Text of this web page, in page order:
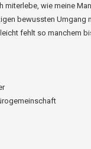
miterlebe, wie meine
bewussten Umgang
fehlt so manchem